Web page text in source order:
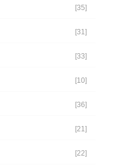
[35]
[31]
[33]
[10]
[36]
[21]
[22]